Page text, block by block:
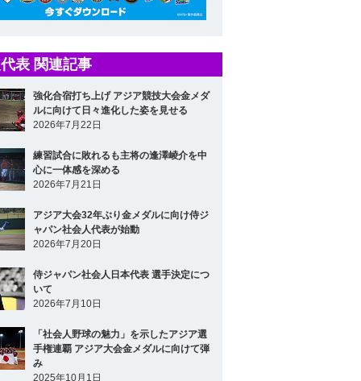
表 関連記事
強化合宿打ち上げ アジア競技大会金メダ
ルに向けて日々進化した姿を見せる
2026年7月22日
練習試合に敗れるも主将の逢澤崚介を中
心に一体感を深める
2026年7月21日
アジア大会32年ぶり金メダルに向け侍ジ
ャパン社会人代表が始動
2026年7月20日
侍ジャパン社会人日本代表 選手決定につ
いて
2026年7月10日
「社会人野球の魅力」を示したアジア選
手権連覇 アジア大会金メダルに向けて弾
み
2025年10月1日